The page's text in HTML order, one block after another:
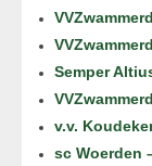
Semper
v.v.
sc Woerden